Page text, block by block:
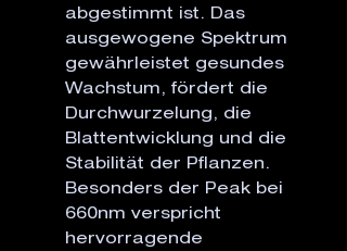
abgestimmt ist. Das
ausgewogene Spektrum
gewährleistet gesundes
Wachstum, fördert die
Durchwurzelung, die
Blattentwicklung und die
Stabilität der Pflanzen.
Besonders der Peak bei
660nm verspricht
hervorragende